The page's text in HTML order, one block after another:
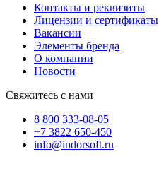
Контакты и реквизиты
Лицензии и сертификаты
Вакансии
Элементы бренда
О компании
Новости
Свяжитесь с нами
8 800 333-08-05
+7 3822 650-450
info@indorsoft.ru